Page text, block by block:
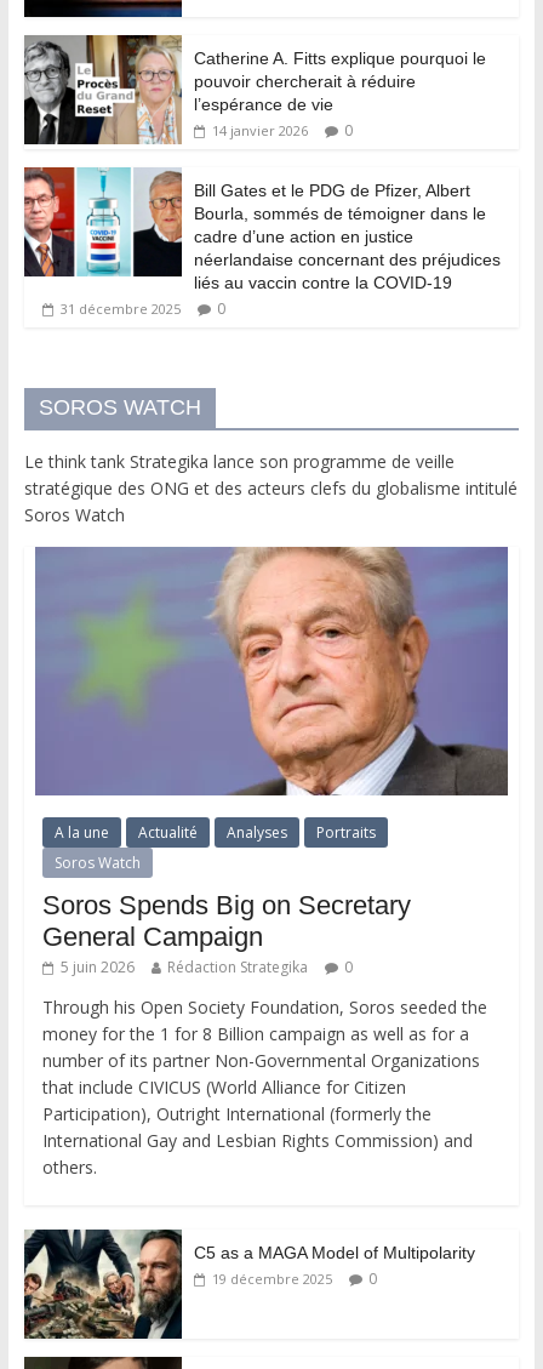
Catherine A. Fitts explique pourquoi le
pouvoir chercherait à réduire
l’espérance de vie
14 janvier 2026 0
Bill Gates et le PDG de Pfizer, Albert
Bourla, sommés de témoigner dans le
cadre d’une action en justice
néerlandaise concernant des préjudices
liés au vaccin contre la COVID-19
31 décembre 2025 0
SOROS WATCH
Le think tank Strategika lance son programme de veille
stratégique des ONG et des acteurs clefs du globalisme intitulé
Soros Watch
A la une Actualité Analyses
Portraits
Soros Watch
Soros Spends Big on Secretary
General Campaign
5 juin 2026 Rédaction Strategika 0
Through his Open Society Foundation, Soros seeded the
money for the 1 for 8 Billion campaign as well as for a
number of its partner Non-Governmental Organizations
that include CIVICUS (World Alliance for Citizen
Participation), Outright International (formerly the
International Gay and Lesbian Rights Commission) and
others.
C5 as a MAGA Model of Multipolarity
19 décembre 2025 0